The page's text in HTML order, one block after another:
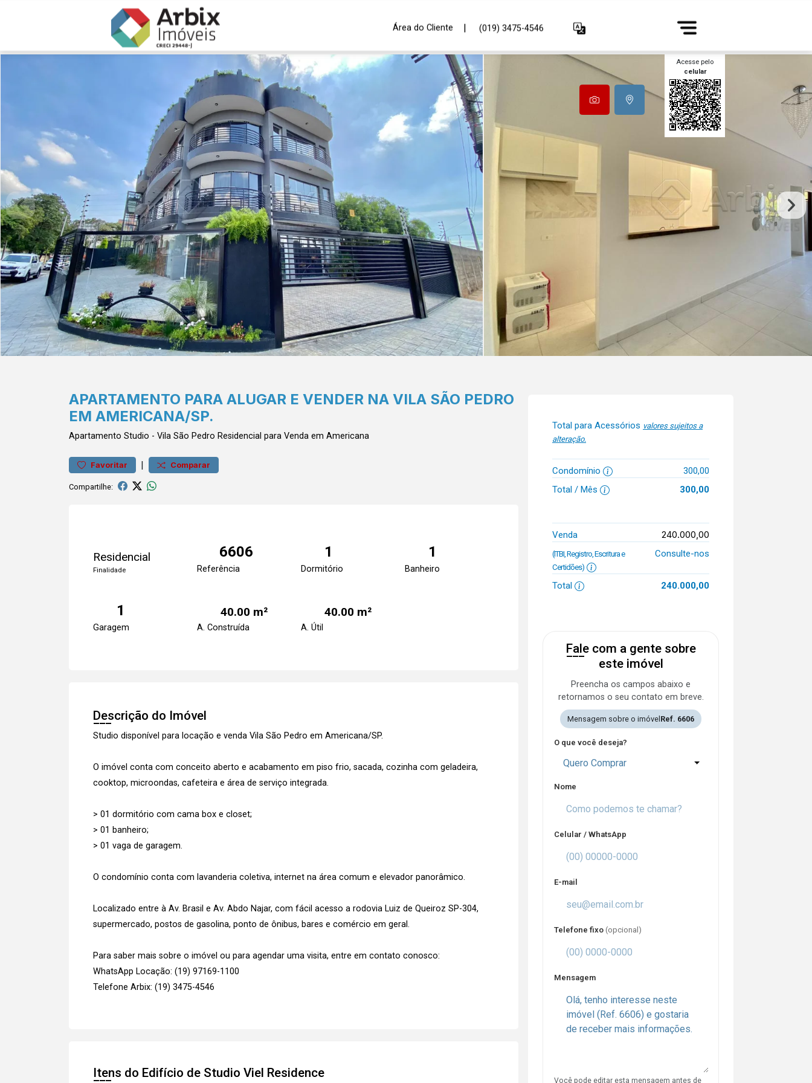
Área do Cliente | (019) 3475-4546
Acesse pelo
celular
APARTAMENTO PARA ALUGAR E VENDER NA VILA SÃO PEDRO
EM AMERICANA/SP.
Apartamento Studio - Vila São Pedro Residencial para Venda em Americana
Favoritar | Comparar
Compartilhe:
Residencial
Finalidade
6606
Referência
1
Dormitório
1
Banheiro
1
Garagem
40.00 m²
A. Construída
40.00 m²
A. Útil
Descrição do Imóvel
Studio disponível para locação e venda Vila São Pedro em Americana/SP.
O imóvel conta com conceito aberto e acabamento em piso frio, sacada, cozinha com geladeira,
cooktop, microondas, cafeteira e área de serviço integrada.
> 01 dormitório com cama box e closet;
> 01 banheiro;
> 01 vaga de garagem.
O condomínio conta com lavanderia coletiva, internet na área comum e elevador panorâmico.
Localizado entre à Av. Brasil e Av. Abdo Najar, com fácil acesso a rodovia Luiz de Queiroz SP-304,
supermercado, postos de gasolina, ponto de ônibus, bares e comércio em geral.
Para saber mais sobre o imóvel ou para agendar uma visita, entre em contato conosco:
WhatsApp Locação: (19) 97169-1100
Telefone Arbix: (19) 3475-4546
Itens do Edifício de Studio Viel Residence
Total para Acessórios valores sujeitos a
alteração.
Condomínio
300,00
Total / Mês
300,00
Venda 240.000,00
(ITBI, Registro, Escritura e
Certidões)
Consulte-nos
Total 240.000,00
Fale com a gente sobre
este imóvel
Preencha os campos abaixo e
retornamos o seu contato em breve.
Mensagem sobre o imóvel Ref. 6606
O que você deseja?
Quero Comprar
Nome
Celular / WhatsApp
E-mail
Telefone fixo (opcional)
Mensagem
Você pode editar esta mensagem antes de